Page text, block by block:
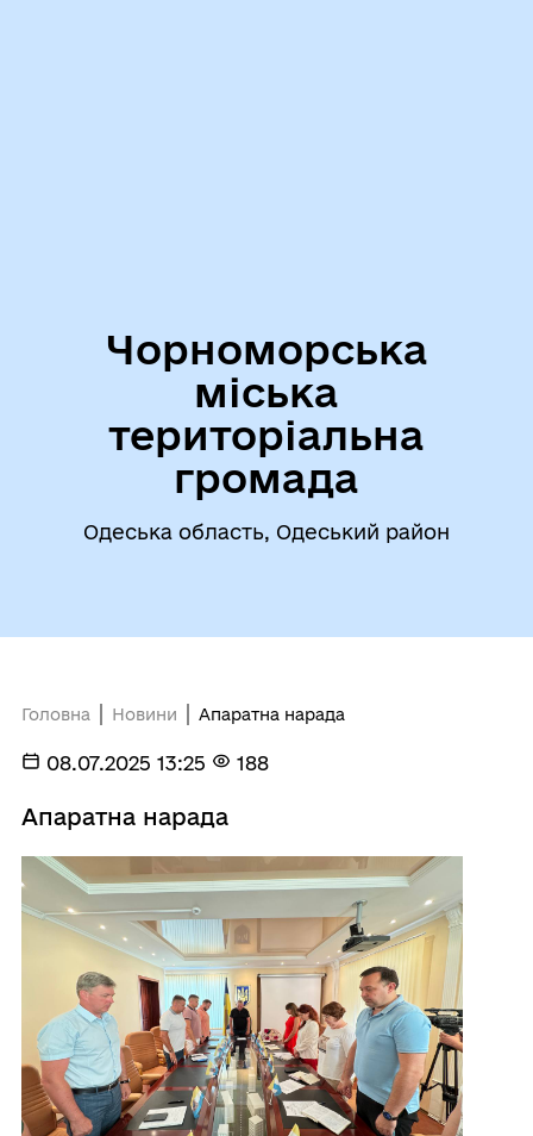
Чорноморська
міська
територіальна
громада
Одеська область, Одеський район
Головна Новини Апаратна нарада
08.07.2025 13:25 188
Апаратна нарада